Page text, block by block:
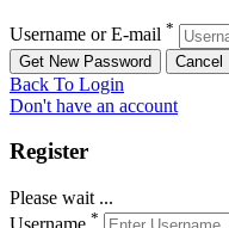
Username or E-mail *
Back To Login
Don't have an account
Register
Please wait ...
*